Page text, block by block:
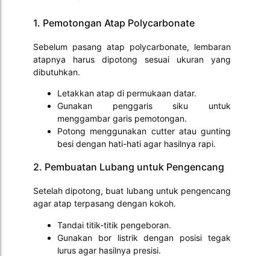
1. Pemotongan Atap Polycarbonate
Sebelum pasang atap polycarbonate, lembaran
atapnya harus dipotong sesuai ukuran yang
dibutuhkan.
Letakkan atap di permukaan datar.
Gunakan penggaris siku untuk
menggambar garis pemotongan.
Potong menggunakan cutter atau gunting
besi dengan hati-hati agar hasilnya rapi.
2. Pembuatan Lubang untuk Pengencang
Setelah dipotong, buat lubang untuk pengencang
agar atap terpasang dengan kokoh.
Tandai titik-titik pengeboran.
Gunakan bor listrik dengan posisi tegak
lurus agar hasilnya presisi.